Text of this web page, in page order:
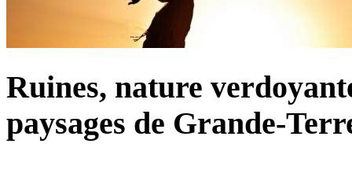
Ruines, nature
paysages de Grande-